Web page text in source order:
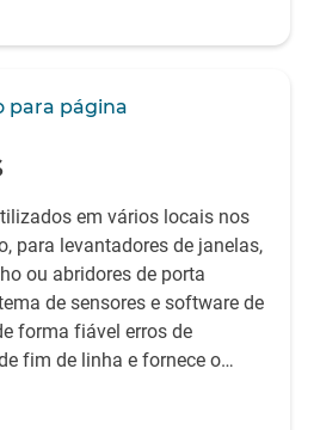
em vários locais nos
para levantadores de janelas,
ou abridores de porta
de sensores e software de
forma fiável erros de
fim de linha e fornece o